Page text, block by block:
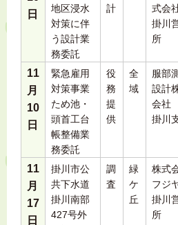
日
地区浸水
対策に伴
う設計業
務委託
計
式会
掛川
所
11
月
10
日
緊急雇用
対策事業
ため池・
頭首工台
帳整備業
務委託
役
務
提
供
全
域
服部
設計
会社
掛川
11
月
17
日
掛川市公
共下水道
掛川南部
427号外
調
査
緑
ケ
丘
株式
フジ
掛川
所